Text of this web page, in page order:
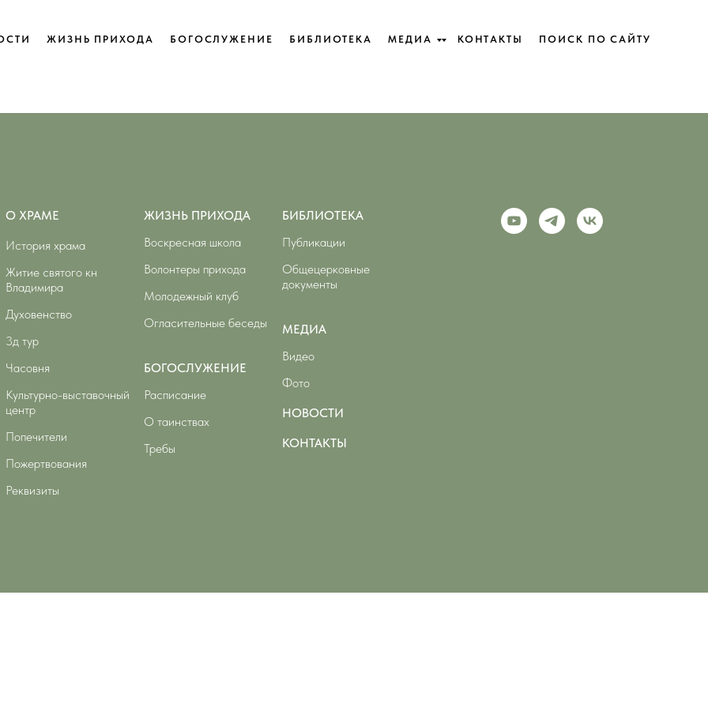
ЖИЗНЬ ПРИХОДА БОГОСЛУЖЕНИЕ БИБЛИОТЕКА МЕДИА КОНТАКТЫ ПОИСК ПО САЙТУ
ЖИЗНЬ ПРИХОДА БОГОСЛУЖЕНИЕ БИБЛИОТЕКА МЕДИА КОНТАКТЫ ПОИСК ПО САЙТУ
О ХРАМЕ
История храма
Житие святого кн
Владимира
Духовенство
3д тур
Часовня
Культурно-выставочный
центр
Попечители
Пожертвования
Реквизиты
ЖИЗНЬ ПРИХОДА
Воскресная школа
Волонтеры прихода
Молодежный клуб
Огласительные беседы
БОГОСЛУЖЕНИЕ
Расписание
О таинствах
Требы
БИБЛИОТЕКА
Публикации
Общецерковные
документы
МЕДИА
Видео
Фото
НОВОСТИ
КОНТАКТЫ